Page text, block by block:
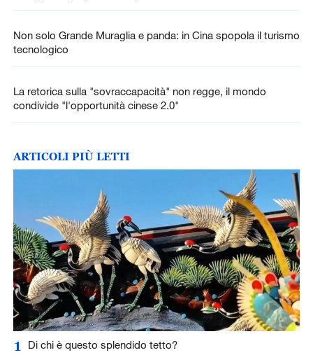
Non solo Grande Muraglia e panda: in Cina spopola il turismo
tecnologico
La retorica sulla "sovraccapacità" non regge, il mondo
condivide "l'opportunità cinese 2.0"
ARTICOLI PIÙ LETTI
1 Di chi è questo splendido tetto?